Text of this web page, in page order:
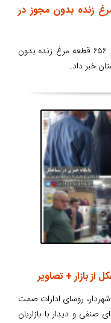
و ۶۰۰ قطعه مرغ زنده بدون مجوز در
فرمانده انتظامی سیاهکل از کشف ۲ هزار و ۶۵۶ قطعه مرغ زنده بدون
خبر داد.
از بازار + تصاویر
روسای ادارات صمت
صنفی و دیدار با بازاریان